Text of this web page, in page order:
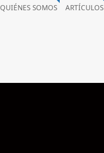
QUIÉNES SOMOS ARTÍCULOS